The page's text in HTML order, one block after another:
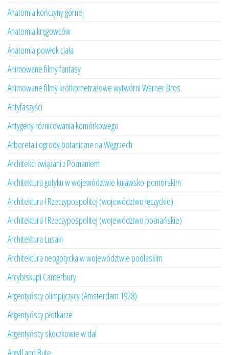
Anatomia kończyny górnej
Anatomia kręgowców
Anatomia powłok ciała
Animowane filmy fantasy
Animowane filmy krótkometrażowe wytwórni Warner Bros.
Antyfaszyści
Antygeny różnicowania komórkowego
Arboreta i ogrody botaniczne na Węgrzech
Architekci związani z Poznaniem
Architektura gotyku w województwie kujawsko-pomorskim
Architektura I Rzeczypospolitej (województwo łęczyckie)
Architektura I Rzeczypospolitej (województwo poznańskie)
Architektura Lusaki
Architektura neogotycka w województwie podlaskim
Arcybiskupi Canterbury
Argentyńscy olimpijczycy (Amsterdam 1928)
Argentyńscy płotkarze
Argentyńscy skoczkowie w dal
Argyll and Bute